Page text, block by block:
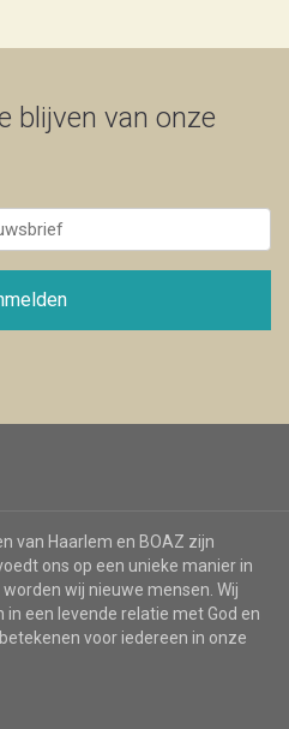
blijven van onze
van Haarlem en BOAZ zijn
ons op een unieke manier in
wij nieuwe mensen. Wij
een levende relatie met God en
voor iedereen in onze